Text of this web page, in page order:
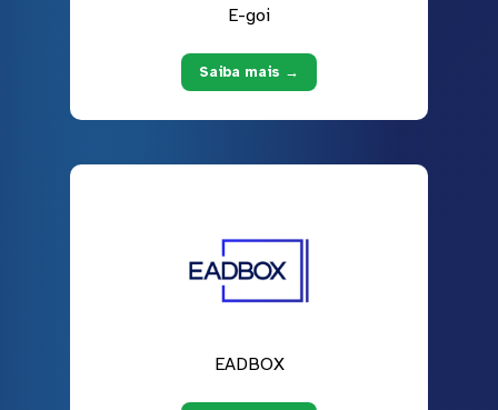
E-goi
Saiba mais →
EADBOX